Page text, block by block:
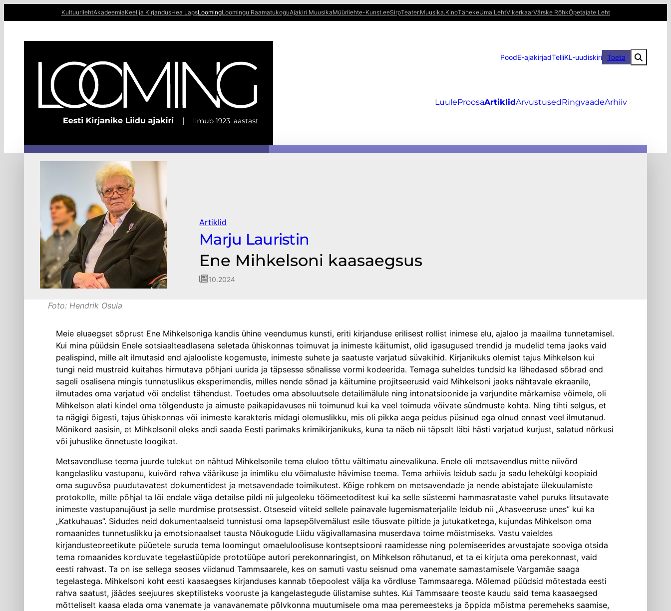
sisu
KultuurilehtAkadeemiaKeel ja KirjandusHea LapsLoomingLoomingu RaamatukoguAjakiri MuusikaMüürilehte-Kunst.eeSirpTeater.Muusika.KinoTähekeUma LehtVikerkaarVärske RõhkÕpetajate Leht
PoodE-ajakirjadTelliKL-uudiskiri Toeta
LuuleProosaArtiklidArvustusedRingvaadeArhiiv
Foto: Hendrik Osula
Artiklid
Marju Lauristin
Ene Mihkelsoni kaasaegsus
10.2024
Meie eluaegset sõprust Ene Mihkelsoniga kandis ühine veendumus kunsti, eriti kirjanduse erilisest rollist inimese elu, ajaloo ja maailma tunnetamisel.
Kui mina püüdsin Enele sotsiaalteadlasena seletada ühiskonnas toimuvat ja inimeste käitumist, olid igasugused trendid ja mudelid tema jaoks vaid
pealispind, mille alt ilmutasid end ajalooliste kogemuste, inimeste suhete ja saatuste varjatud süvakihid. Kirjanikuks olemist tajus Mihkelson kui
tungi neid mustreid kuitahes hirmutava põhjani uurida ja täpsesse sõnalisse vormi kodeerida. Temaga suheldes tundsid ka lähedased sõbrad end
sageli osalisena mingis tunnetuslikus eksperimendis, milles nende sõnad ja käitumine projitseerusid vaid Mihkelsoni jaoks nähtavale ekraanile,
ilmutades oma varjatud või endelist tähendust. Toetudes oma absoluutsele detailimälule ning intonatsioonide ja varjundite märkamise võimele, oli
Mihkelson alati kindel oma tõlgenduste ja aimuste paikapidavuses nii toimunud kui ka veel toimuda võivate sündmuste kohta. Ning tihti selgus, et
ta nägigi õigesti, tajus ühiskonnas või inimeste karakteris midagi olemuslikku, mis oli pikka aega peidus püsinud ega olnud ennast veel ilmutanud.
Mõnikord aasisin, et Mihkelsonil oleks andi saada Eesti parimaks krimikirjanikuks, kuna ta näeb nii täpselt läbi hästi varjatud kurjust, salatud nõrkusi
või juhuslike õnnetuste loogikat.
Metsavendluse teema juurde tulekut on nähtud Mihkelsonile tema eluloo tõttu vältimatu ainevalikuna. Enele oli metsavendlus mitte niivõrd
kangelasliku vastupanu, kuivõrd rahva väärikuse ja inimliku elu võimaluste hävimise teema. Tema arhiivis leidub sadu ja sadu lehekülgi koopiaid
oma suguvõsa puudutavatest dokumentidest ja metsavendade toimikutest. Kõige rohkem on metsavendade ja nende abistajate ülekuulamiste
protokolle, mille põhjal ta lõi endale väga detailse pildi nii julgeoleku töömeetoditest kui ka selle süsteemi hammasrataste vahel puruks litsutavate
inimeste vastupanujõust ja selle murdmise protsessist. Otseseid viiteid sellele painavale lugemismaterjalile leidub nii „Ahasveeruse unes” kui ka
„Katkuhauas”. Sidudes neid dokumentaalseid tunnistusi oma lapsepõlvemälust esile tõusvate piltide ja jutukatketega, kujundas Mihkelson oma
romaanides tunnetuslikku ja emotsionaalset tausta Nõukogude Liidu vägivallamasina muserdava toime mõistmiseks. Vastu vaieldes
kirjandusteoreetikute püüetele suruda tema loomingut omaeluloolisuse kontseptsiooni raamidesse ning polemiseerides arvustajate sooviga otsida
tema romaanides korduvate tegelastüüpide prototüüpe autori perekonnaringist, on Mihkelson rõhutanud, et ta ei kirjuta oma perekonnast, vaid
eesti rahvast. Ta on ise sellega seoses viidanud Tammsaarele, kes on samuti vastu seisnud oma vanemate samastamisele Vargamäe saaga
tegelastega. Mihkelsoni koht eesti kaasaegses kirjanduses kannab tõepoolest välja ka võrdluse Tammsaarega. Mõlemad püüdsid mõtestada eesti
rahva saatust, jäädes seejuures skeptilisteks vooruste ja kangelastegude ülistamise suhtes. Kui Tammsaare teoste kaudu said tema kaasaegsed
mõtteliselt kaasa elada oma vanemate ja vanavanemate põlvkonna muutumisele oma maa peremeesteks ja õppida mõistma peremeheks saamise,